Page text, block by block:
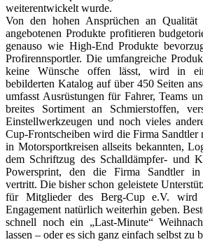
weiterentwickelt wurde.
Von den hohen Ansprüchen an
angebotenen Produkte profitieren
genauso wie High-End Produkte
Profirennsportler. Die umfangreiche
keine Wünsche offen lässt, wird in
bebilderten Katalog auf über 450 Seiten
umfasst Ausrüstungen für Fahrer, Teams
breites Sortiment an Schmierstoffen,
Einstellwerkzeugen und noch vieles
Cup-Frontscheiben wird die Firma Sandtler
in Motorsportkreisen allseits bekannten,
dem Schriftzug des Schalldämpfer- und
Powersprint, den die Firma Sandtler in
vertritt. Die bisher schon geleistete
für Mitglieder des Berg-Cup e.V. wird
Engagement natürlich weiterhin geben.
schnell noch ein „Last-Minute“
lassen – oder es sich ganz einfach selbst zu